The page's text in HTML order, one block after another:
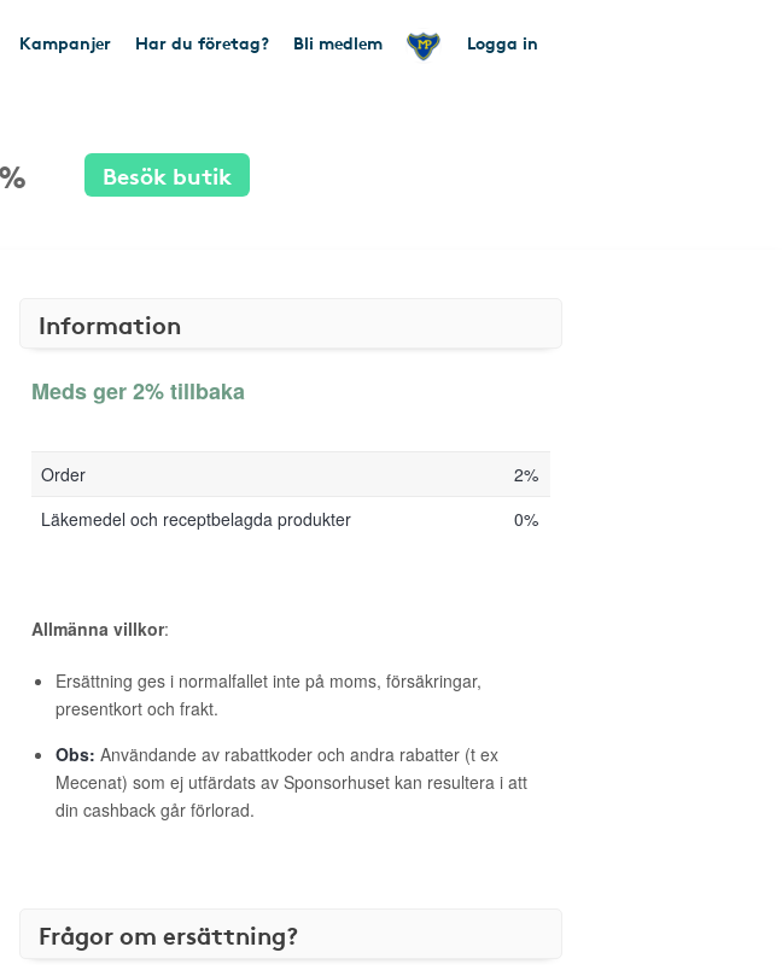
Kampanjer Har du företag? Bli medlem Logga in
Besök butik
Information
Meds ger 2% tillbaka
Order
2%
Läkemedel och receptbelagda produkter
0%
Allmänna villkor:
Ersättning ges i normalfallet inte på moms, försäkringar,
presentkort och frakt.
Obs: Användande av rabattkoder och andra rabatter (t ex
Mecenat) som ej utfärdats av Sponsorhuset kan resultera i att
din cashback går förlorad.
Frågor om ersättning?